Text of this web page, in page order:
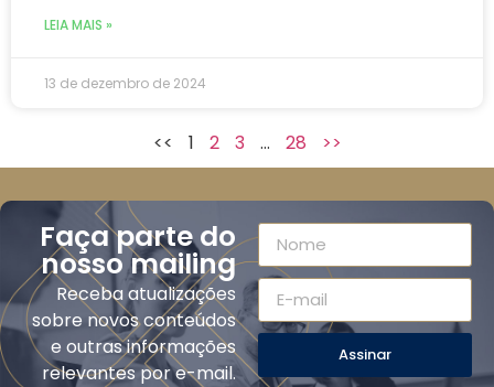
LEIA MAIS »
13 de dezembro de 2024
<< 1 2 3 … 28 >>
Faça parte do
nosso mailing
Receba atualizações
sobre novos conteúdos
e outras informações
relevantes por e-mail.
Assinar